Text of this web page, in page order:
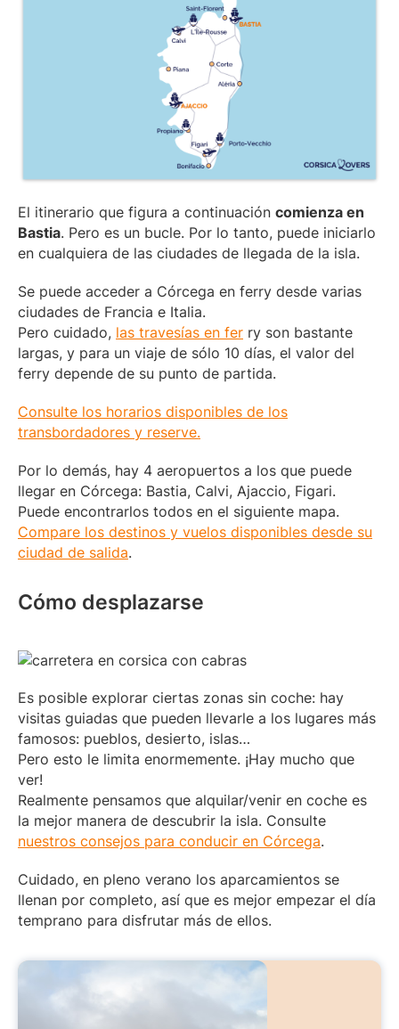
El itinerario que figura a continuación comienza en
Bastia. Pero es un bucle. Por lo tanto, puede iniciarlo
en cualquiera de las ciudades de llegada de la isla.
Se puede acceder a Córcega en ferry desde varias
ciudades de Francia e Italia.
Pero cuidado, las travesías en fer ry son bastante
largas, y para un viaje de sólo 10 días, el valor del
ferry depende de su punto de partida.
Consulte los horarios disponibles de los
transbordadores y reserve.
Por lo demás, hay 4 aeropuertos a los que puede
llegar en Córcega: Bastia, Calvi, Ajaccio, Figari.
Puede encontrarlos todos en el siguiente mapa.
Compare los destinos y vuelos disponibles desde su
ciudad de salida.
Cómo desplazarse
Es posible explorar ciertas zonas sin coche: hay
visitas guiadas que pueden llevarle a los lugares más
famosos: pueblos, desierto, islas…
Pero esto le limita enormemente. ¡Hay mucho que
ver!
Realmente pensamos que alquilar/venir en coche es
la mejor manera de descubrir la isla. Consulte
nuestros consejos para conducir en Córcega.
Cuidado, en pleno verano los aparcamientos se
llenan por completo, así que es mejor empezar el día
temprano para disfrutar más de ellos.